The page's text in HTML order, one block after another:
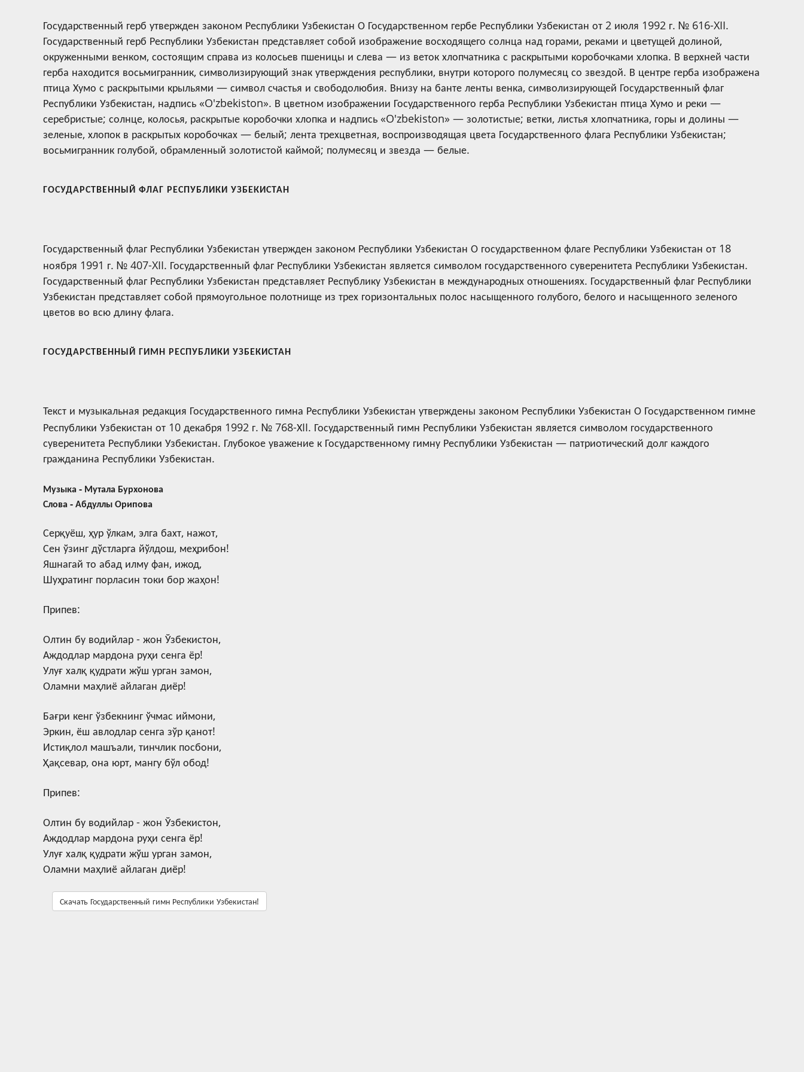
Государственный герб утвержден законом Республики Узбекистан О Государственном гербе Республики Узбекистан от 2 июля 1992 г. № 616-XII.
Государственный герб Республики Узбекистан представляет собой изображение восходящего солнца над горами, реками и цветущей долиной,
окруженными венком, состоящим справа из колосьев пшеницы и слева — из веток хлопчатника с раскрытыми коробочками хлопка. В верхней части
герба находится восьмигранник, символизирующий знак утверждения республики, внутри которого полумесяц со звездой. В центре герба изображена
птица Хумо с раскрытыми крыльями — символ счастья и свободолюбия. Внизу на банте ленты венка, символизирующей Государственный флаг
Республики Узбекистан, надпись «O'zbekiston». В цветном изображении Государственного герба Республики Узбекистан птица Хумо и реки —
серебристые; солнце, колосья, раскрытые коробочки хлопка и надпись «O'zbekiston» — золотистые; ветки, листья хлопчатника, горы и долины —
зеленые, хлопок в раскрытых коробочках — белый; лента трехцветная, воспроизводящая цвета Государственного флага Республики Узбекистан;
восьмигранник голубой, обрамленный золотистой каймой; полумесяц и звезда — белые.
ГОСУДАРСТВЕННЫЙ ФЛАГ РЕСПУБЛИКИ УЗБЕКИСТАН
Государственный флаг Республики Узбекистан утвержден законом Республики Узбекистан О государственном флаге Республики Узбекистан от 18
ноября 1991 г. № 407-XII. Государственный флаг Республики Узбекистан является символом государственного суверенитета Республики Узбекистан.
Государственный флаг Республики Узбекистан представляет Республику Узбекистан в международных отношениях. Государственный флаг Республики
Узбекистан представляет собой прямоугольное полотнище из трех горизонтальных полос насыщенного голубого, белого и насыщенного зеленого
цветов во всю длину флага.
ГОСУДАРСТВЕННЫЙ ГИМН РЕСПУБЛИКИ УЗБЕКИСТАН
Текст и музыкальная редакция Государственного гимна Республики Узбекистан утверждены законом Республики Узбекистан О Государственном гимне
Республики Узбекистан от 10 декабря 1992 г. № 768-ХII. Государственный гимн Республики Узбекистан является символом государственного
суверенитета Республики Узбекистан. Глубокое уважение к Государственному гимну Республики Узбекистан — патриотический долг каждого
гражданина Республики Узбекистан.
Музыка - Мутала Бурхонова
Слова - Абдуллы Орипова
Серқуёш, ҳур ўлкам, элга бахт, нажот,
Сен ўзинг дўстларга йўлдош, меҳрибон!
Яшнагай то абад илму фан, ижод,
Шуҳратинг порласин токи бор жаҳон!
Припев:
Олтин бу водийлар - жон Ўзбекистон,
Аждодлар мардона руҳи сенга ёр!
Улуғ халқ қудрати жўш урган замон,
Оламни маҳлиё айлаган диёр!
Бағри кенг ўзбекнинг ўчмас иймони,
Эркин, ёш авлодлар сенга зўр қанот!
Истиқлол машъали, тинчлик посбони,
Ҳақсевар, она юрт, мангу бўл обод!
Припев:
Олтин бу водийлар - жон Ўзбекистон,
Аждодлар мардона руҳи сенга ёр!
Улуғ халқ қудрати жўш урган замон,
Оламни маҳлиё айлаган диёр!
Скачать Государственный гимн Республики Узбекистан!